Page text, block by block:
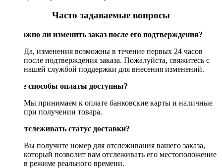
Часто задаваемые вопросы
Возможно ли изменить заказ после его подтверждения?
Да, изменения возможны в течение первых 24 часов
после подтверждения заказа. Пожалуйста, свяжитесь с
нашей службой поддержки для внесения изменений.
Какие способы оплаты доступны?
Мы принимаем к оплате банковские карты и наличные
при получении товара.
Как отслеживать статус доставки?
Вы получите номер для отслеживания вашего заказа,
который позволит вам отслеживать его местоположение
в режиме реального времени.